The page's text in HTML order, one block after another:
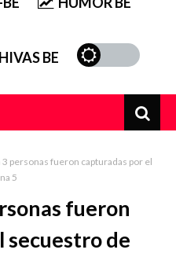
BE
personas fueron capturadas por el
5
fueron
secuestro de